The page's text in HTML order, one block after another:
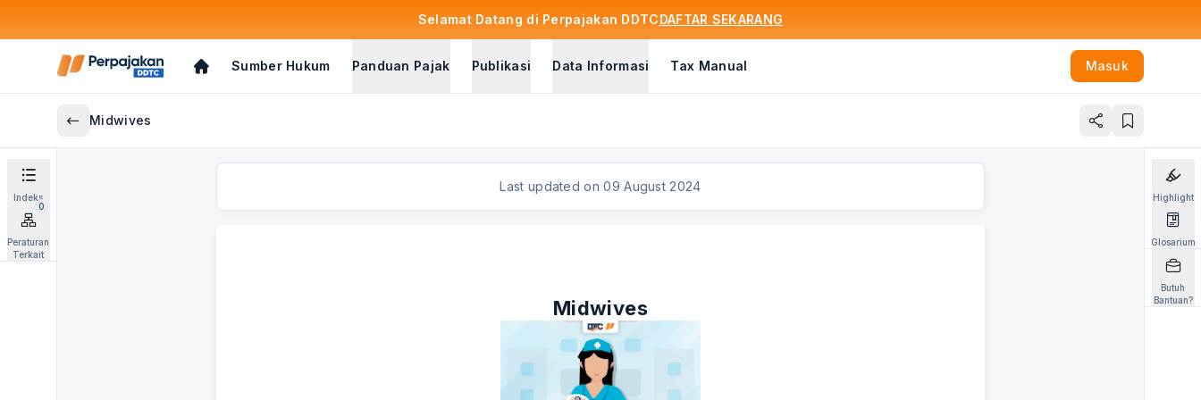
Selamat Datang di Perpajakan DDTCDAFTAR SEKARANG
Sumber Hukum Panduan Pajak Publikasi Data Informasi Tax Manual Masuk
Midwives
Indeks
0
Peraturan
Terkait
Last updated on 09 August 2024
Midwives
Highlight
Glosarium
Butuh
Bantuan?